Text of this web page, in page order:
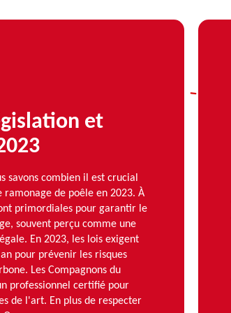
et
savons combien il est crucial
de poêle en 2023. À
primordiales pour garantir le
souvent perçu comme une
En 2023, les lois exigent
pour prévenir les risques
Les Compagnons du
professionnel certifié pour
de l'art. En plus de respecter